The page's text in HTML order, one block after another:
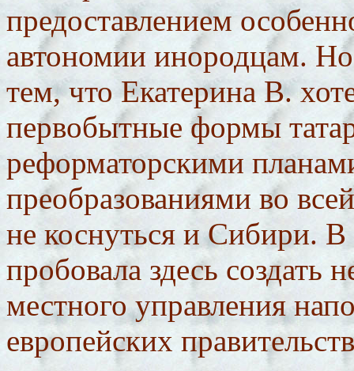
предоставлением
автономии инородцам. Но
тем, что Екатерина В.
первобытные формы
реформаторскими
преобразованиями во
не коснуться и Сибири. В
пробовала здесь создать
местного управления
европейских